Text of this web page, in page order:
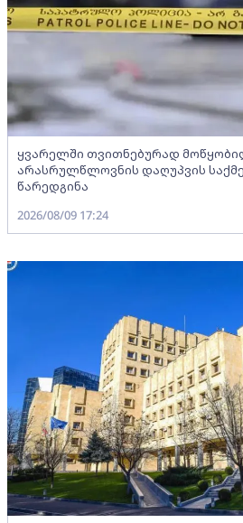
ყვარელში თვითნებურად
არასრულწლოვნის დაღუპვის
წარედგინა
2026/08/09 17:24